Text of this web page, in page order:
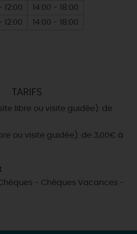
12:00
14:00 - 18:00
12:00 14:00 - 18:00
TARIFS
libre ou visite guidée): de
ou visite guidée): de 3,00€ à
- Chèques Vacances -